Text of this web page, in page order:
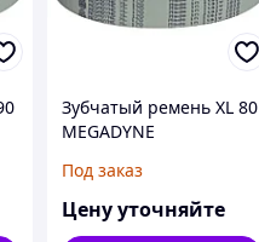
Зубчатый ремень XL 80
MEGADYNE
Под заказ
Цену уточняйте